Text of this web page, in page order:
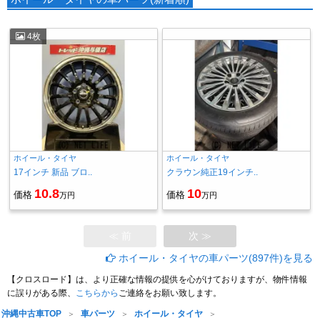
4枚
ホイール・タイヤ
17インチ 新品 ブロ..
価格 10.8万円
ホイール・タイヤ
クラウン純正19インチ..
価格 10万円
次 ≫
ホイール・タイヤの車パーツ(897件)を見る
【クロスロード】は、より正確な情報の提供を心がけておりますが、物件情報
に誤りがある際、 こちらから ご連絡をお願い致します。
沖縄中古車TOP 車パーツ ホイール・タイヤ